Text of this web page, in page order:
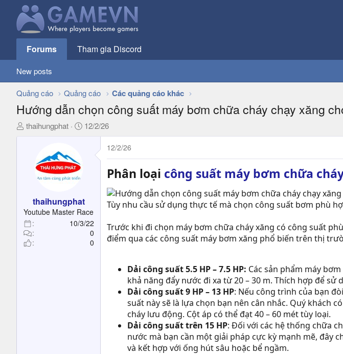
Forums Tham gia Discord
New posts
Quảng cáo Quảng cáo Các quảng cáo khác
Hướng dẫn chọn công suất máy bơm chữa cháy chạy xăng
T
a
r
t
e
thaihungphat
N
12/2/26
thaihungphat
Youtube Master Race
10/3/22
0
0
12/2/26
Phân loại công suất máy bơm chữa
Tùy nhu cầu sử dụng thực tế mà chọn công suất bơm phù
Trước khi đi chọn máy bơm chữa cháy xăng có công suất
điểm qua các công suất máy bơm xăng phổ biến trên thị
Dải công suất 5.5 HP – 7.5 HP: Các sản phẩm máy
khả năng đẩy nước đi xa từ 20 – 30 m. Thích hợp để
Dải công suất 9 HP – 13 HP: Nếu công trình của bạn
suất này sẽ là lựa chọn bạn nên cân nhắc. Quý khách
cháy lưu động. Cột áp có thể đạt 40 – 60 mét tùy loại.
Dải công suất trên 15 HP: Đối với các hệ thống chữa
nước mà bạn cần một giải pháp cực kỳ mạnh mẽ, đây
và kết hợp với ống hút sâu hoặc bể ngầm.